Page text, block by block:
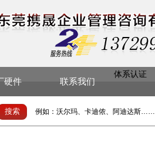
体系认证
硬件 联系我们
例如：沃尔玛、卡迪侬、阿迪达斯……